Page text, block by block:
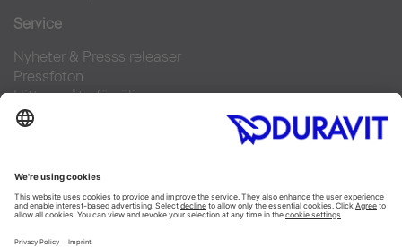
Service
Nyheter & Presss releaser
Pressfoton
Hitta en återförsäljare
FAQs
Facebook
Instagram
Pinterest
Flickr
Linked In